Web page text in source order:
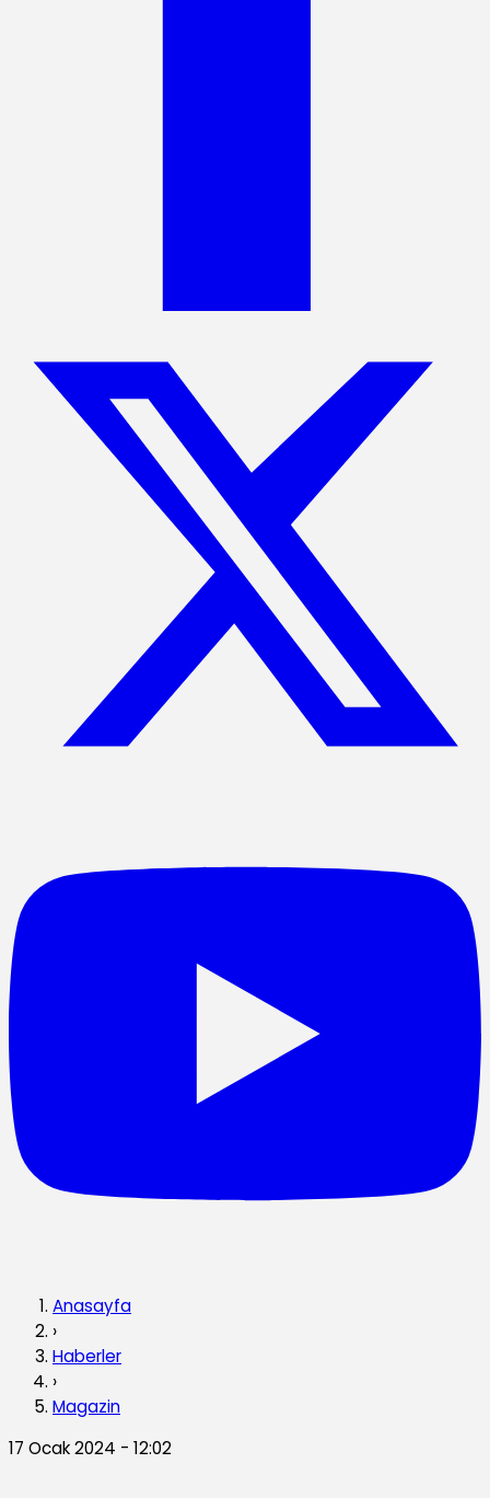
Anasayfa
›
Haberler
›
Magazin
17 Ocak 2024 - 12:02